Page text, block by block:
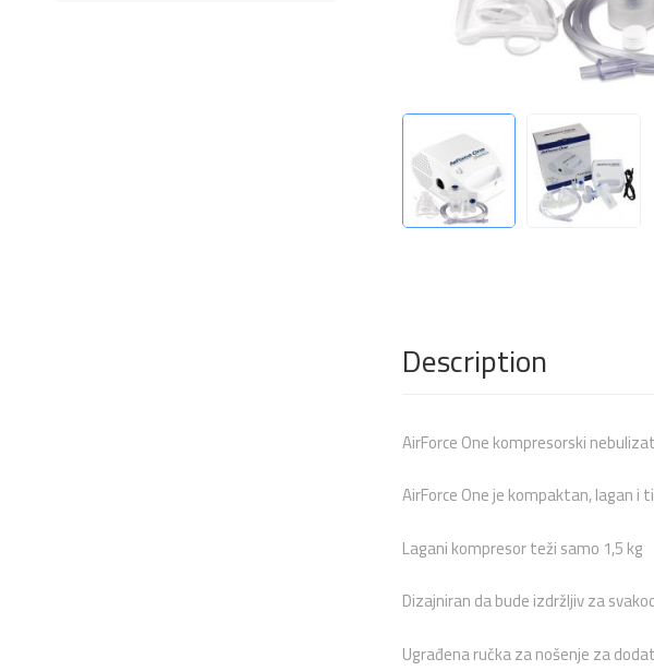
Description
AirForce One kompresorski
AirForce One je kompaktan, lagan i
Lagani kompresor teži samo 1,5 kg
Dizajniran da bude izdržljiv za
Ugrađena ručka za nošenje za